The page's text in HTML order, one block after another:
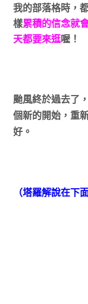
我的部落格時，
樣累積的信念就
天都要來逛喔！
颱風終於過去了
個新的開始，重
好。
（塔羅解說在下面